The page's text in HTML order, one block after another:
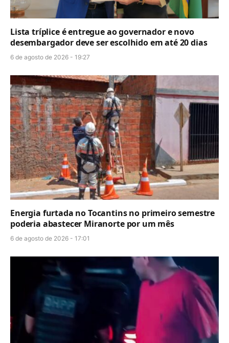
Lista tríplice é entregue ao governador e novo
desembargador deve ser escolhido em até 20 dias
6 de agosto de 2026 - 19:27
Energia furtada no Tocantins no primeiro semestre
poderia abastecer Miranorte por um mês
6 de agosto de 2026 - 17:01